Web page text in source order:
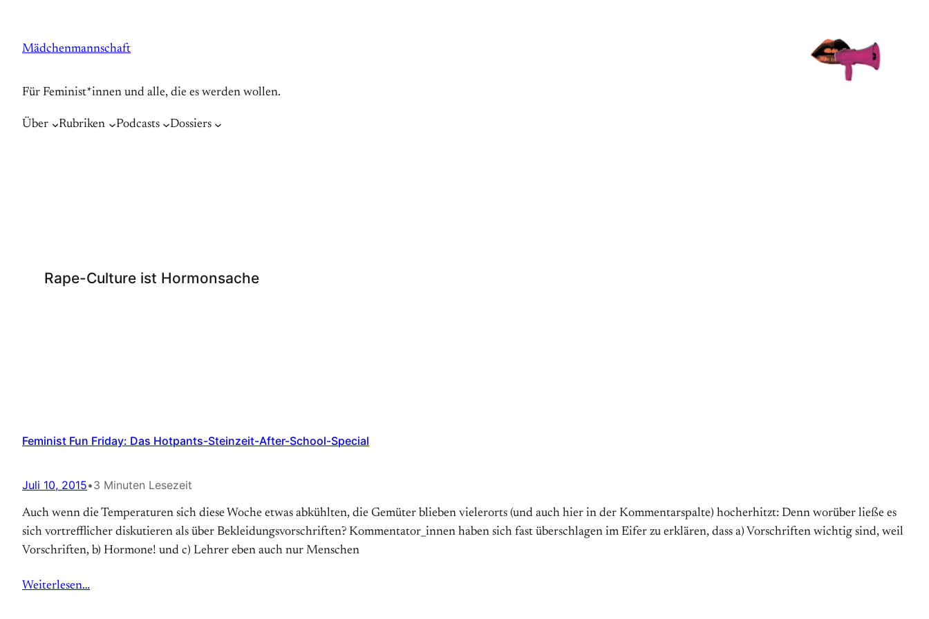
springen
Mädchenmannschaft
Für Feminist*innen und alle, die es werden wollen.
Über Rubriken Podcasts Dossiers
Rape-Culture ist Hormonsache
Feminist Fun Friday: Das Hotpants-Steinzeit-After-School-Special
Juli 10, 2015•3 Minuten Lesezeit
Auch wenn die Temperaturen sich diese Woche etwas abkühlten, die Gemüter blieben vielerorts (und auch hier in der Kommentarspalte) hocherhitzt: Denn worüber ließe es
sich vortrefflicher diskutieren als über Bekleidungsvorschriften? Kommentator_innen haben sich fast überschlagen im Eifer zu erklären, dass a) Vorschriften wichtig sind, weil
Vorschriften, b) Hormone! und c) Lehrer eben auch nur Menschen
Weiterlesen…